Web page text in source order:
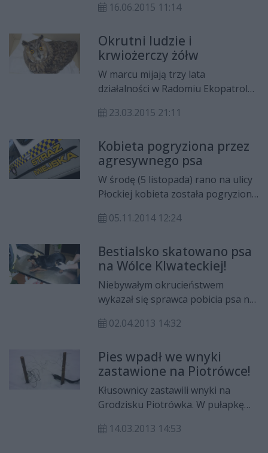
psa udało się uratować. Straż
przed wakacjami to czas
wzmożonych interwencji
dotyczących porzuceń i przemocy
wobec zwierząt.
16.06.2015 11:14
Okrutni ludzie i
krwiożerczy żółw
W marcu mijają trzy lata
działalności w Radomiu Ekopatrolu
odłowionych zostało ok. 3,5 tys.
psów, ale zdarzały się również dziki,
sarny, łoś, sowy, żółwie...
23.03.2015 21:11
Kobieta pogryziona przez
agresywnego psa
W środę (5 listopada) rano na ulicy
Płockiej kobieta została pogryziona
zostało odłowione przez ekopatrol
05.11.2014 12:24
Bestialsko skatowano psa
na Wólce Klwateckiej!
Niebywałym okrucieństwem
wykazał się sprawca pobicia psa na
kopane w szczękę i doznało bardzo
czworonóg szybko trafił do lecznicy
weterynaryjnej, miał pękniętą
żuchwę w aż piętnastu miejscach,
niestety musiał zostać uśpiony.
02.04.2013 14:32
Pies wpadł we wnyki
zastawione na Piotrówce!
Kłusownicy zastawili wnyki na
Grodzisku Piotrówka. W pułapkę
przypadkowy przechodzień. Z
14.03.2013 14:53